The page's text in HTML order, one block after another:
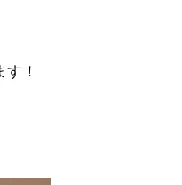
！